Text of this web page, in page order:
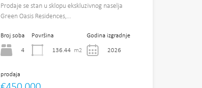
Prodaje se stan u sklopu ekskluzivnog naselja
Green Oasis Residences,…
Broj soba
4
Površina
136.44 m2
Godina izgradnje
2026
prodaja